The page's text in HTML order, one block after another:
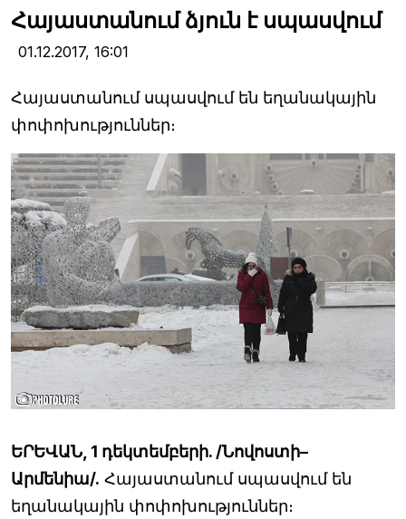
Հայաստանում ձյուն է սպասվում
01.12.2017, 16:01
Հայաստանում սպասվում են եղանակային
փոփոխություններ։
ԵՐԵՎԱՆ, 1 դեկտեմբերի. /Նովոստի–
Արմենիա/. Հայաստանում սպասվում են
եղանակային փոփոխություններ։